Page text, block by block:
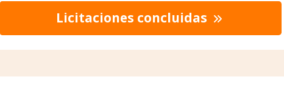
Licitaciones concluidas